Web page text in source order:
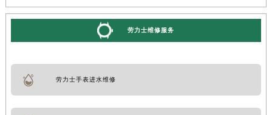
劳力士维修服务
劳力士手表进水维修